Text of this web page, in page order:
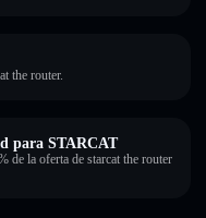
the router.
para STARCAT
de la oferta de starcat the router